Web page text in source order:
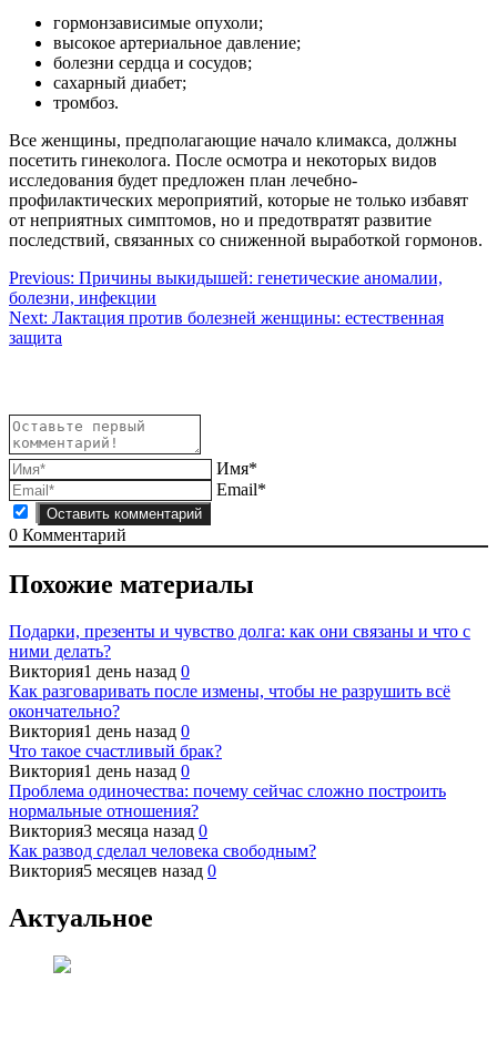
гормонзависимые опухоли;
высокое артериальное давление;
болезни сердца и сосудов;
сахарный диабет;
тромбоз.
Все женщины, предполагающие начало климакса, должны
посетить гинеколога. После осмотра и некоторых видов
исследования будет предложен план лечебно-
профилактических мероприятий, которые не только избавят
от неприятных симптомов, но и предотвратят развитие
последствий, связанных со сниженной выработкой гормонов.
Навигация
по
записям
Previous: Причины выкидышей: генетические аномалии,
болезни, инфекции
Next: Лактация против болезней женщины: естественная
защита
Имя*
Email*
0 Комментарий
Похожие материалы
Подарки, презенты и чувство долга: как они связаны и что с
ними делать?
Виктория1 день назад 0
Как разговаривать после измены, чтобы не разрушить всё
окончательно?
Виктория1 день назад 0
Что такое счастливый брак?
Виктория1 день назад 0
Проблема одиночества: почему сейчас сложно построить
нормальные отношения?
Виктория3 месяца назад 0
Как развод сделал человека свободным?
Виктория5 месяцев назад 0
Актуальное